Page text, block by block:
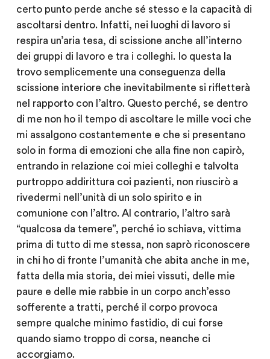
certo punto perde anche sé stesso e la capacità di
ascoltarsi dentro. Infatti, nei luoghi di lavoro si
respira un’aria tesa, di scissione anche all’interno
dei gruppi di lavoro e tra i colleghi. Io questa la
trovo semplicemente una conseguenza della
scissione interiore che inevitabilmente si rifletterà
nel rapporto con l’altro. Questo perché, se dentro
di me non ho il tempo di ascoltare le mille voci che
mi assalgono costantemente e che si presentano
solo in forma di emozioni che alla fine non capirò,
entrando in relazione coi miei colleghi e talvolta
purtroppo addirittura coi pazienti, non riuscirò a
rivedermi nell’unità di un solo spirito e in
comunione con l’altro. Al contrario, l’altro sarà
“qualcosa da temere”, perché io schiava, vittima
prima di tutto di me stessa, non saprò riconoscere
in chi ho di fronte l’umanità che abita anche in me,
fatta della mia storia, dei miei vissuti, delle mie
paure e delle mie rabbie in un corpo anch’esso
sofferente a tratti, perché il corpo provoca
sempre qualche minimo fastidio, di cui forse
quando siamo troppo di corsa, neanche ci
accorgiamo.